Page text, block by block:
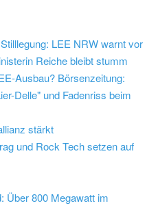
LEE NRW warnt vor
Reiche bleibt stumm
Ausbau? Börsenzeitung:
Delle" und Fadenriss beim
stärkt
und Rock Tech setzen auf
Über 800 Megawatt im